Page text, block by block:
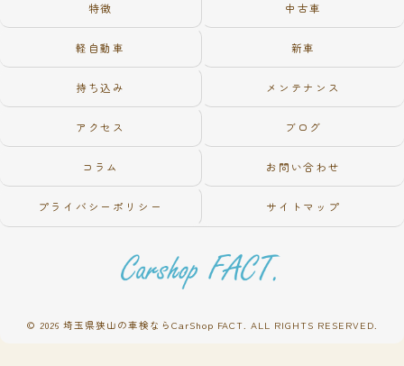
特徴 中古車
軽自動車 新車
持ち込み メンテナンス
アクセス ブログ
コラム お問い合わせ
プライバシーポリシー サイトマップ
© 2026 埼玉県狭山の車検ならCarShop FACT. ALL RIGHTS RESERVED.